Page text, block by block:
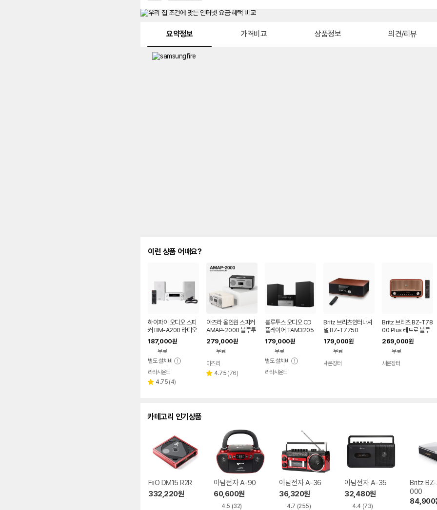
요약정보 가격비교 상품정보 의견/리뷰
이런 상품 어때요?
하이파이 오디오 스피
커 BM-A200 라디오
CD플레이어
187,000원
무료
별도 설치비
페이
라라사운드
별 4.75 리
(4)
아즈라 올인원 스피커
AMAP-2000 블루투
스 CD 라디오 USB A
UX
279,000원
무료
페이
아즈라
별 4.75 리
(76)
블루투스 오디오 CD
플레이어 TAM3205
M2
179,000원
무료
별도 설치비
라라사운드
Britz 브리츠인터내셔
널 BZ-T7750
179,000원
무료
새론장터
Britz 브리츠 BZ-T78
00 Plus 레트로 블루
투스 올인원오디오 스
피커 FM CD
269,000원
무료
새론장터
카테고리 인기상품
FiiO DM15 R2R
332,220원
아남전자 A-90
60,600원
4.5 (32)
아남전자 A-36
36,320원
4.7 (255)
아남전자 A-35
32,480원
4.4 (73)
Britz
000
84,900